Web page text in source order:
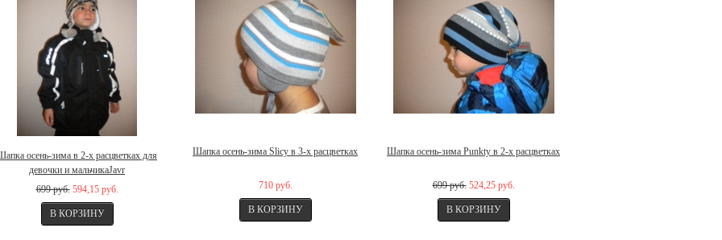
осень-зима в 2-х расцветках для
девочки и мальчикаJavr
699 руб. 594,15 руб.
Шапка осень-зима Slicy в 3-х расцветках
710 руб.
Шапка осень-зима Punkty в 2-х расцветках
699 руб. 524,25 руб.